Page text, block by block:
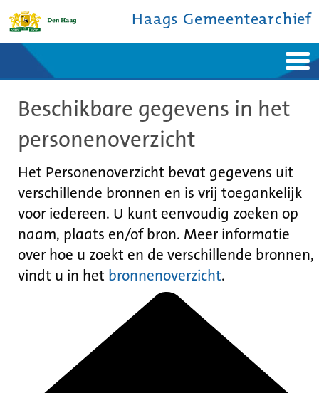
Haags Gemeentearchief
Ontdek de stad
De studiezaal
Bronnen en collecties
Contact
Beschikbare gegevens in het
personenoverzicht
Het Personenoverzicht bevat gegevens uit
verschillende bronnen en is vrij toegankelijk
voor iedereen. U kunt eenvoudig zoeken op
naam, plaats en/of bron. Meer informatie
over hoe u zoekt en de verschillende bronnen,
vindt u in het bronnenoverzicht.